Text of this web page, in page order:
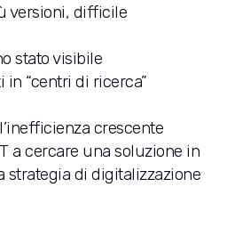
versioni, difficile
stato visibile
“centri di ricerca”
crescente
a cercare una soluzione in
strategia di digitalizzazione